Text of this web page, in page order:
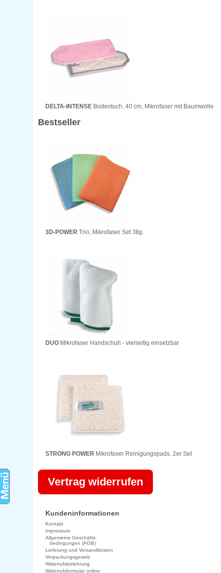
DELTA-INTENSE Bodentuch, 40 cm, Mikrofaser mit Baumwolle
Bestseller
3D-POWER Trio, Mikrofaser Set 3tlg.
DUO Mikrofaser Handschuh - vielseitig einsetzbar
STRONG POWER Mikrofaser Reinigungspads, 2er Set
Vertrag widerrufen
Kundeninformationen
Kontakt
Impressum
Allgemeine Geschäfts-
bedingungen (AGB)
Lieferung und Versandkosten
Verpackungsgesetz
Widerrufsbelehrung
Widerrufsformular online